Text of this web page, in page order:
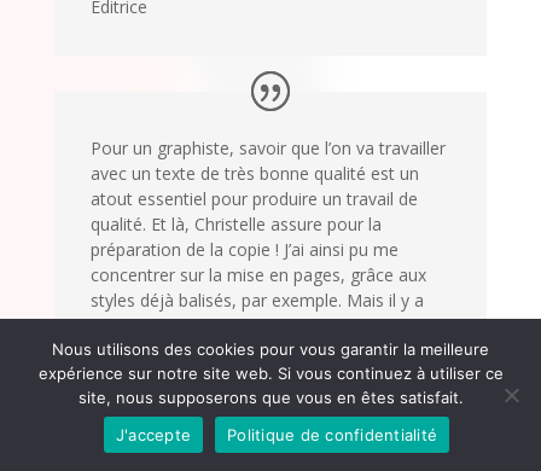
Éditrice
Pour un graphiste, savoir que l’on va travailler
avec un texte de très bonne qualité est un
atout essentiel pour produire un travail de
qualité. Et là, Christelle assure pour la
préparation de la copie ! J’ai ainsi pu me
concentrer sur la mise en pages, grâce aux
styles déjà balisés, par exemple. Mais il y a
mieux, puisqu’elle assure aussi pour la
correction typographique fine, une fois la
mise en pages terminée et juste avant
l’impression !
Nous utilisons des cookies pour vous garantir la meilleure
expérience sur notre site web. Si vous continuez à utiliser ce
site, nous supposerons que vous en êtes satisfait.
J'accepte
Politique de confidentialité